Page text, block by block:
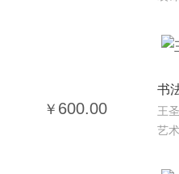
￥ 600.00
书
王
艺